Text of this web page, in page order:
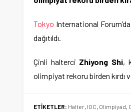
Tokyo International
dağıtıldı.
Çinli halterci Zhiyong Shi,
olimpiyat rekoru birden kırdı
ETİKETLER: Halter, IOC, Olimpiyad,